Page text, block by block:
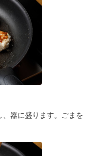
器に盛ります。ごまを